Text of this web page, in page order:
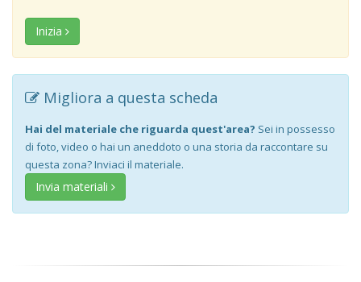
Inizia
Migliora a questa scheda
Hai del materiale che riguarda quest'area? Sei in possesso
di foto, video o hai un aneddoto o una storia da raccontare su
questa zona? Inviaci il materiale.
Invia materiali